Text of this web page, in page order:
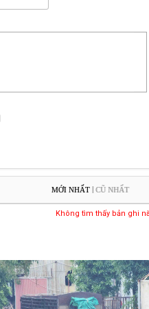
MỚI NHẤT CŨ NHẤT
Không tìm thấy bản ghi